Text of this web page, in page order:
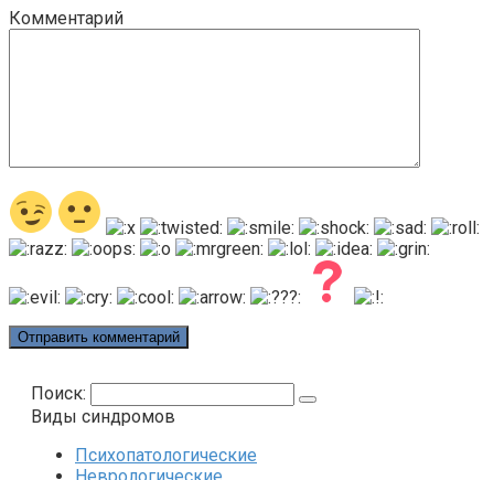
Комментарий
Поиск:
Виды синдромов
Психопатологические
Неврологические